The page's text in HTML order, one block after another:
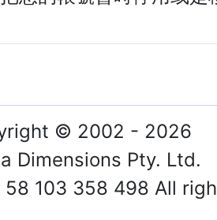
© 2002 - 2026
Dimensions Pty. Ltd.
58 103 358 498 All